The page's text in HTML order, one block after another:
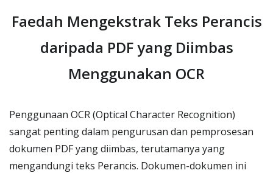
Faedah Mengekstrak Teks Perancis
daripada PDF yang Diimbas
Menggunakan OCR
Penggunaan OCR (Optical Character Recognition)
sangat penting dalam pengurusan dan pemprosesan
dokumen PDF yang diimbas, terutamanya yang
mengandungi teks Perancis. Dokumen-dokumen ini